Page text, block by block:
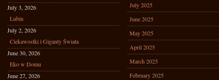
July 3, 2026
Lubin
July 2, 2026
Ciekawostki i Giganty Świata
June 30, 2026
Eko w Domu
June 27, 2026
July 2025
June 2025
May 2025
April 2025
March 2025
February 2025